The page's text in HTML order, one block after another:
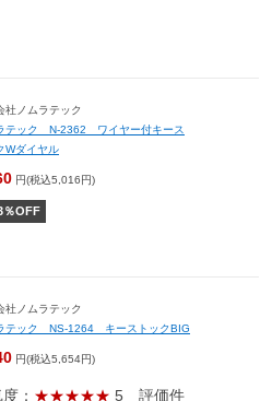
社ノムラテック
テック N-2362 ワイヤー付キース
Wダイヤル
円(税込5,016円)
％OFF
社ノムラテック
テック NS-1264 キーストックBIG
円(税込5,654円)
： ★★★★★ 5 評価件